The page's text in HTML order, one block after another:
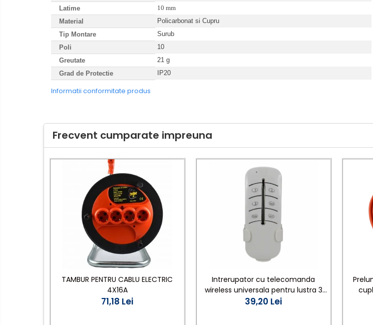
Întrerupătoare/Comutatoare
Ştechere/Stecher adaptor
Corpuri Led lineare
usa,Lacat
Tablou si sigurante electrice
Scule / utile / sonerii/ rulete
Scule / utile / sonerii/
Adezivi si benzi adezive
Pistoale de lipit si accesorii
Latime
10 mm
Material
Policarbonat si Cupru
Tip Montare
Surub
Poli
10
Greutate
21 g
Grad de Protectie
IP20
Informatii conformitate produs
Frecvent cumparate impreuna
TAMBUR PENTRU CABLU ELECTRIC
4X16A
71,18 Lei
Intrerupator cu telecomanda
wireless universala pentru lustra 3
canale A03
39,20 Lei